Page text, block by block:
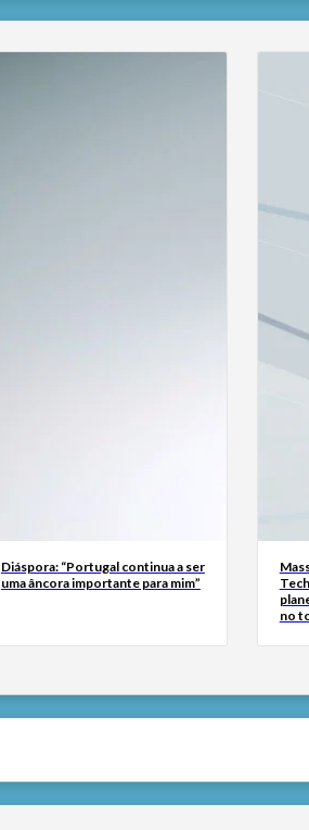
Diáspora: “Portugal continua a ser
uma âncora importante para mim”
no